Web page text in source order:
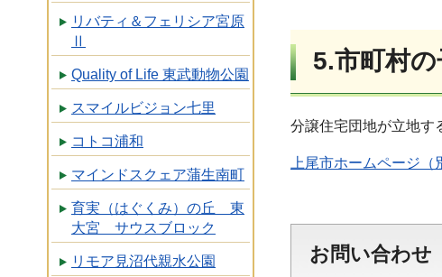
リバティ＆フェリシア宮原
Ⅱ
Quality of Life 東武動物公園
スマイルビジョン七里
コトコ浦和
マインドスクェア蒲生南町
育実（はぐくみ）の丘 東
大宮 サウスブロック
リモア見沼代親水公園
5.市町村
分譲住宅団地が立地す
上尾市ホームページ（
お問い合わせ